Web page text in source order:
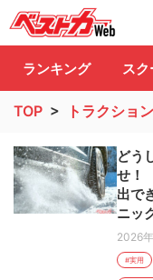
自
ランキング ス
TOP > トラクショ
どう
せ！
出で
ニッ
2026
#実用